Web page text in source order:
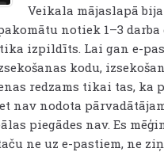
Veikala mājaslapā
notiek 1–3
izpildīts. Lai gan e-
kodu,
redzams tikai tas, ka
nav nodota
piegādes nav. Es
ne uz e-pastiem, ne